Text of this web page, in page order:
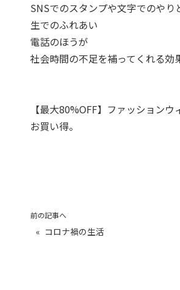
SNSでのスタンプや文字でのやり
生でのふれあい
電話のほうが
社会時間の不足を補ってくれる効
【最大80%OFF】ファッション
お買い得。
前の記事へ
« コロナ禍の生活